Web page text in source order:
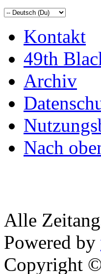
Kontakt
49th
Archiv
Nach
Alle
Powered by
Copyright